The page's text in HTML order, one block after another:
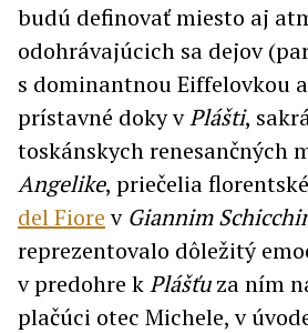
budú definovať miesto aj
odohrávajúcich sa dejov
s dominantnou Eiffelovkou
prístavné doky vPlášti,
toskánskych renesančných
Angelike, priečelia
del Fiorev Giannim
reprezentovalo dôležitý
v predohre kPlášťuza ním
plačúci otec Michele, v